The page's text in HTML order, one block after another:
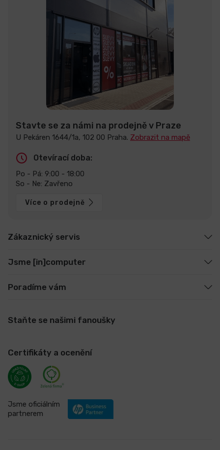
Stavte se za námi na prodejně v Praze
U Pekáren 1644/1a, 102 00 Praha. Zobrazit na mapě
Otevírací doba:
Po - Pá: 9:00 - 18:00
So - Ne: Zavřeno
Více o prodejně
Zákaznický servis
Jsme [in]computer
Poradíme vám
Staňte se našimi fanoušky
Certifikáty a ocenění
Jsme oficiálním
partnerem